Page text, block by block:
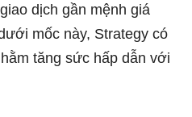
dịch gần mệnh giá
mốc này, Strategy có
tăng sức hấp dẫn với